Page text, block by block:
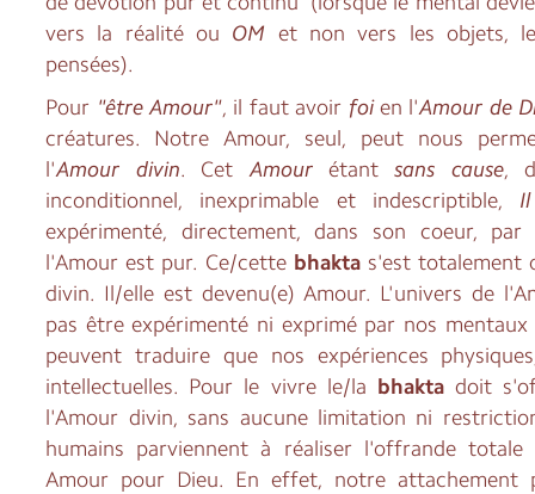
vers la réalité ou OM et non vers les objets,
pensées).
Pour "être Amour", il faut avoir foien l'Amour de
créatures. Notre Amour, seul, peut nous
l'Amour divin. CetAmourétantsans cause,
inconditionnel, inexprimable et indescriptible, Il
expérimenté, directement, dans son coeur,
l'Amour est pur. Ce/cettebhakta s'est totalement
divin. Il/elle est devenu(e) Amour. L'univers de
pas être expérimenté ni exprimé par nos
peuvent traduire que nos expériences
intellectuelles. Pour le vivre le/la bhaktadoit
l'Amour divin, sans aucune limitation ni
humains parviennent à réaliser l'offrande
Amour pour Dieu. En effet, notre attachement